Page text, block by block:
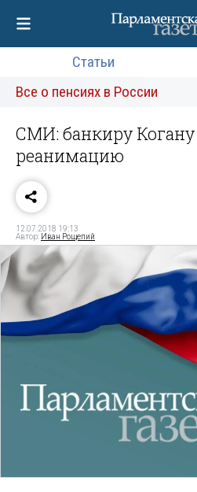
Статьи
Все о пенсиях в России
СМИ: банкиру
реанимацию
12.07.2018 19:13
Автор: Иван Рощепий